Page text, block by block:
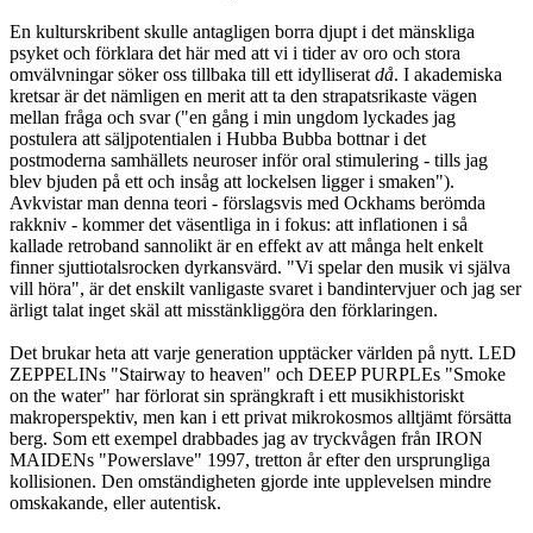
En kulturskribent skulle antagligen borra djupt i det mänskliga
psyket och förklara det här med att vi i tider av oro och stora
omvälvningar söker oss tillbaka till ett idylliserat då. I akademiska
kretsar är det nämligen en merit att ta den strapatsrikaste vägen
mellan fråga och svar ("en gång i min ungdom lyckades jag
postulera att säljpotentialen i Hubba Bubba bottnar i det
postmoderna samhällets neuroser inför oral stimulering - tills jag
blev bjuden på ett och insåg att lockelsen ligger i smaken").
Avkvistar man denna teori - förslagsvis med Ockhams berömda
rakkniv - kommer det väsentliga in i fokus: att inflationen i så
kallade retroband sannolikt är en effekt av att många helt enkelt
finner sjuttiotalsrocken dyrkansvärd. "Vi spelar den musik vi själva
vill höra", är det enskilt vanligaste svaret i bandintervjuer och jag ser
ärligt talat inget skäl att misstänkliggöra den förklaringen.
Det brukar heta att varje generation upptäcker världen på nytt. LED
ZEPPELINs "Stairway to heaven" och DEEP PURPLEs "Smoke
on the water" har förlorat sin sprängkraft i ett musikhistoriskt
makroperspektiv, men kan i ett privat mikrokosmos alltjämt försätta
berg. Som ett exempel drabbades jag av tryckvågen från IRON
MAIDENs "Powerslave" 1997, tretton år efter den ursprungliga
kollisionen. Den omständigheten gjorde inte upplevelsen mindre
omskakande, eller autentisk.